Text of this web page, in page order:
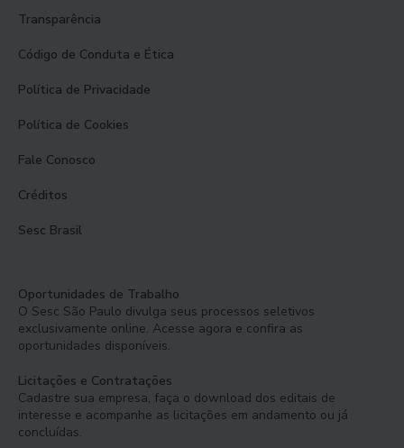
Transparência
Código de Conduta e Ética
Política de Privacidade
Política de Cookies
Fale Conosco
Créditos
Sesc Brasil
Oportunidades de Trabalho
O Sesc São Paulo divulga seus processos seletivos
exclusivamente online. Acesse agora e confira as
oportunidades disponíveis.
Licitações e Contratações
Cadastre sua empresa, faça o download dos editais de
interesse e acompanhe as licitações em andamento ou já
concluídas.